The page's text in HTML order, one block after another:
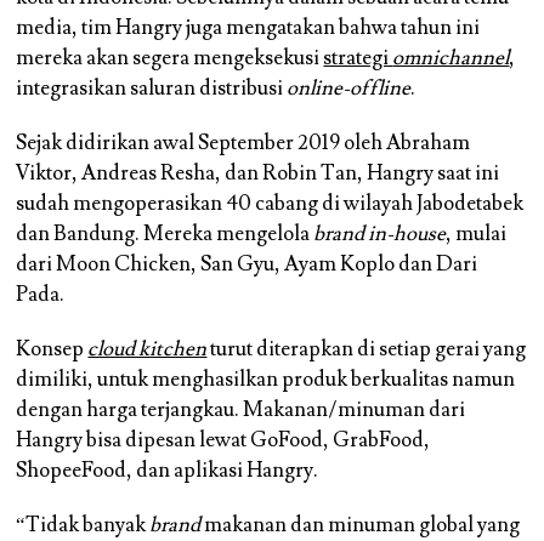
media, tim Hangry juga mengatakan bahwa tahun ini
mereka akan segera mengeksekusistrategiomnichannel,
integrasikan saluran distribusionline-offline.
Sejak didirikan awal September 2019 oleh Abraham
Viktor, Andreas Resha, dan Robin Tan, Hangry saat ini
sudah mengoperasikan 40 cabang di wilayah Jabodetabek
dan Bandung. Mereka mengelolabrandin-house, mulai
dari Moon Chicken, San Gyu, Ayam Koplo dan Dari
Pada.
Konsep cloud kitchenturut diterapkan di setiap gerai yang
dimiliki, untuk menghasilkan produk berkualitas namun
dengan harga terjangkau. Makanan/minuman dari
Hangry bisa dipesan lewat GoFood, GrabFood,
ShopeeFood, dan aplikasi Hangry.
“Tidak banyakbrandmakanan dan minuman global yang